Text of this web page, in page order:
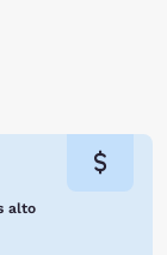
alto